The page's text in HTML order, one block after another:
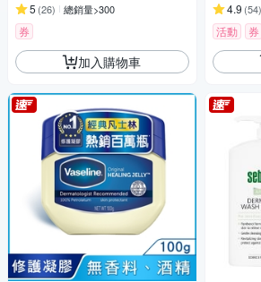
5 (26) 總銷量>300
券
加入購物車
4.9 (54)
活動 券